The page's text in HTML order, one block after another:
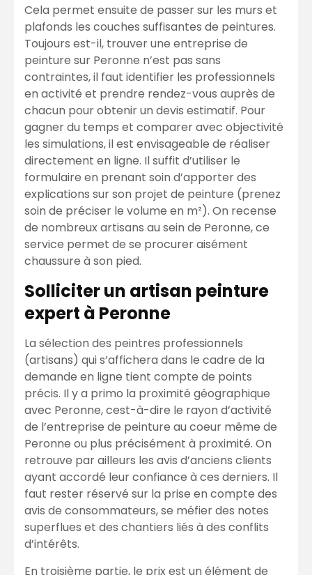
Cela permet ensuite de passer sur les murs et
plafonds les couches suffisantes de peintures.
Toujours est-il, trouver une entreprise de
peinture sur Peronne n’est pas sans
contraintes, il faut identifier les professionnels
en activité et prendre rendez-vous auprès de
chacun pour obtenir un devis estimatif. Pour
gagner du temps et comparer avec objectivité
les simulations, il est envisageable de réaliser
directement en ligne. Il suffit d’utiliser le
formulaire en prenant soin d’apporter des
explications sur son projet de peinture (prenez
soin de préciser le volume en m²). On recense
de nombreux artisans au sein de Peronne, ce
service permet de se procurer aisément
chaussure à son pied.
Solliciter un artisan peinture
expert à Peronne
La sélection des peintres professionnels
(artisans) qui s’affichera dans le cadre de la
demande en ligne tient compte de points
précis. Il y a primo la proximité géographique
avec Peronne, cest-à-dire le rayon d’activité
de l’entreprise de peinture au coeur même de
Peronne ou plus précisément à proximité. On
retrouve par ailleurs les avis d’anciens clients
ayant accordé leur confiance à ces derniers. Il
faut rester réservé sur la prise en compte des
avis de consommateurs, se méfier des notes
superflues et des chantiers liés à des conflits
d’intérêts.
En troisième partie, le prix est un élément de